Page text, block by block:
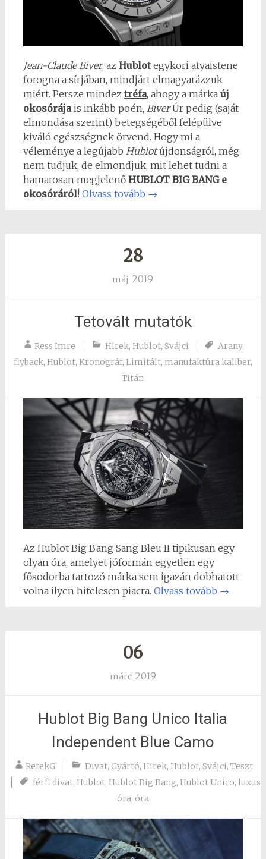
Jean-Claude Biver, az Hublotegykori atyaistene
forogna a sírjában, mindjárt elmagyarázzuk
miért. Persze mindeztréfa, ahogy a márka új
okosórájais inkább poén, BiverÚr pedig (saját
elmondása szerint) betegségéből felépülve
kiváló egészségnekörvend. Hogy mi a
véleménye a legújabb Hublotújdonságról, még
nem tudjuk, de elmondjuk, mit lehet tudni a
hamarosan megjelenő HUBLOT BIG BANG e
okosóráról! Olvass tovább →
28
máj 2019
Tetovált mutatók
Ress Imre Hirek,Hublot,Svájci Arany,
flyback, Hublot, Kronográf, Limitált, manufaktúra kaliber,
Titán
Az Hublot Big Bang Sang Bleu II tipikusan egy
olyan óra, amelyet jóformán egyetlen egy
fősodorba tartozó márka sem igazán dobhatott
volna ilyen hitelesen piacra. Olvass tovább →
06
márc 2019
Hublot Big Bang Unico Italia
Independent Blue Camo
RetekG Divat, Gyártó,Hirek,Hublot,Svájci,Teszt
férfi divat, Hublot, Hublot Big Bang, Hublot Unico, luxus
óra, óra